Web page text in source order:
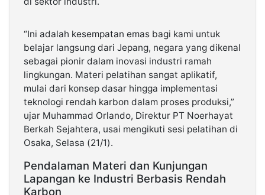
“Ini adalah kesempatan emas bagi kami untuk
belajar langsung dari Jepang, negara yang dikenal
sebagai pionir dalam inovasi industri ramah
lingkungan. Materi pelatihan sangat aplikatif,
mulai dari konsep dasar hingga implementasi
teknologi rendah karbon dalam proses produksi,”
ujar Muhammad Orlando, Direktur PT Noerhayat
Berkah Sejahtera, usai mengikuti sesi pelatihan di
Osaka, Selasa (21/1).
Pendalaman Materi dan Kunjungan
Lapangan ke Industri Berbasis Rendah
Karbon